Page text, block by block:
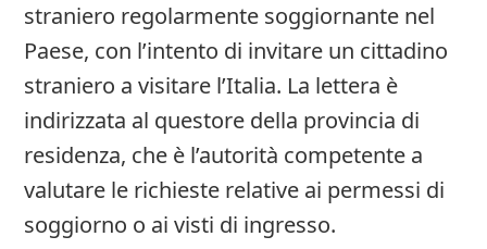
straniero regolarmente soggiornante nel
Paese, con l’intento di invitare un cittadino
straniero a visitare l’Italia. La lettera è
indirizzata al questore della provincia di
residenza, che è l’autorità competente a
valutare le richieste relative ai permessi di
soggiorno o ai visti di ingresso.